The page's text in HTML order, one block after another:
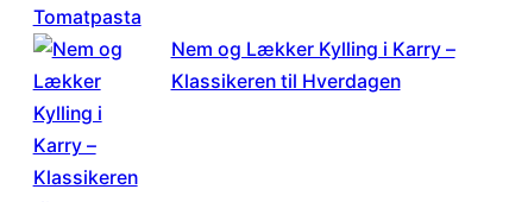
Nem og Lækker Kylling i Karry –
Klassikeren til Hverdagen